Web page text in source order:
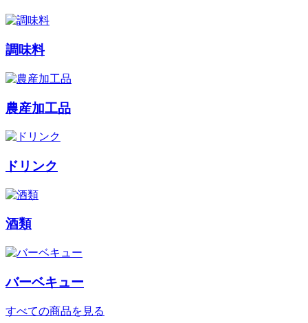
調味料
農産加工品
ドリンク
酒類
バーベキュー
すべての商品を見る